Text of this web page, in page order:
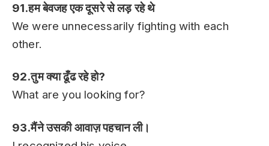
91.हम बेवजह एक दूसरे से लड़ रहे थे
We were unnecessarily fighting with each
other.
92.तुम क्या ढूँढ रहे हो?
What are you looking for?
93.मैंने उसकी आवाज़ पहचान ली।